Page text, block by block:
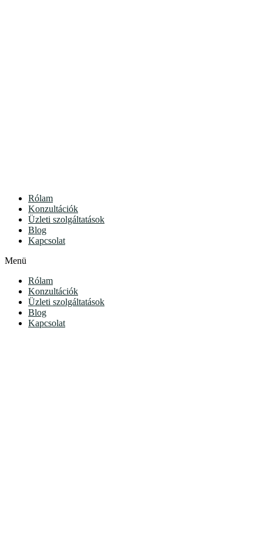
Rólam
Konzultációk
Üzleti szolgáltatások
Blog
Kapcsolat
Menü
Rólam
Konzultációk
Üzleti szolgáltatások
Blog
Kapcsolat